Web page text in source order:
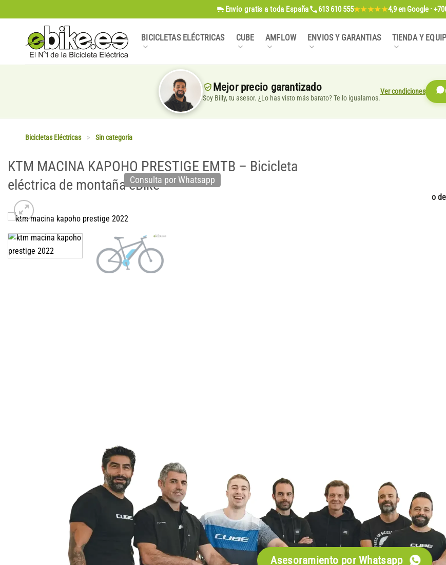
al
contenido
Envío gratis a toda España 613 610 555★★★★★4,9en Google ·
BICICLETAS ELÉCTRICAS CUBE AMFLOW ENVIOS Y GARANTIAS TIENDA Y
Mejor precio garantizado
Soy Billy, tu asesor. ¿Lo has visto más barato? Te lo igualamos.
Ver condiciones
Bicicletas Eléctricas > Sin categoría
KTM MACINA KAPOHO PRESTIGE EMTB – Bicicleta
eléctrica de montaña eBikeConsulta por Whatsapp
o
Asesoramiento por Whatsapp